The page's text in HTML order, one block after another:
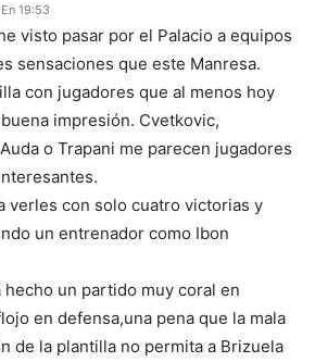
19:53
visto pasar por el Palacio a equipos
sensaciones que este Manresa.
con jugadores que al menos hoy
impresión. Cvetkovic,
o Trapani me parecen jugadores
verles con solo cuatro victorias y
un entrenador como Ibon
hecho un partido muy coral en
en defensa,una pena que la mala
de la plantilla no permita a Brizuela